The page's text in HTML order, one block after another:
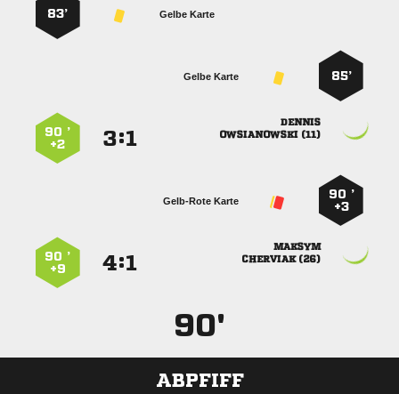
Gelbe Karte
83’
85’
Gelbe Karte

 
:
90 ’
+2
90 ’
+3
Gelb-Rote Karte

 
:
90 ’
+9
90'
ABPFIFF